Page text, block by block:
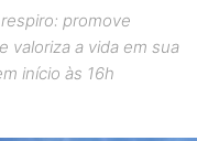
promove
valoriza a vida em sua
início às 16h